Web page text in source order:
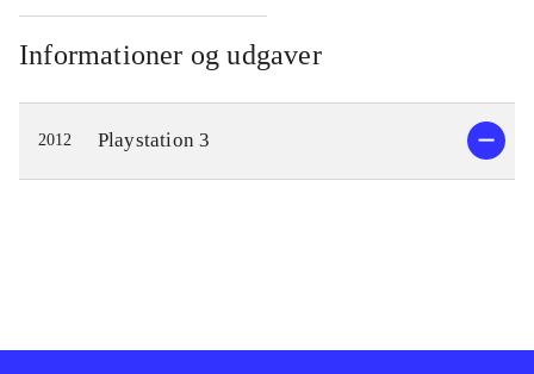
Informationer og udgaver
2012 Playstation 3